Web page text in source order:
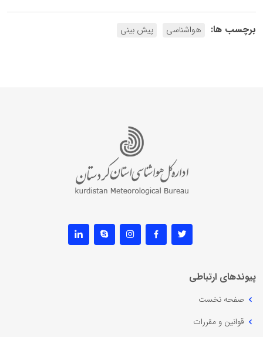
برچسب ها: هواشناسی پیش بینی
پیوندهای ارتباطی
صفحه نخست
قوانین و مقررات